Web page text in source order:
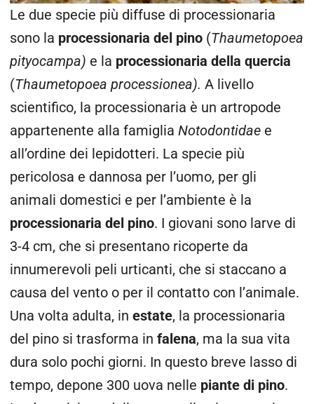
Le due specie più diffuse di processionaria
sono la processionaria del pino (Thaumetopoea
pityocampa) e la processionaria della quercia
(Thaumetopoea processionea). A livello
scientifico, la processionaria è un artropode
appartenente alla famiglia Notodontidae e
all’ordine dei lepidotteri. La specie più
pericolosa e dannosa per l’uomo, per gli
animali domestici e per l’ambiente è la
processionaria del pino. I giovani sono larve di
3-4 cm, che si presentano ricoperte da
innumerevoli peli urticanti, che si staccano a
causa del vento o per il contatto con l’animale.
Una volta adulta, in estate, la processionaria
del pino si trasforma in falena, ma la sua vita
dura solo pochi giorni. In questo breve lasso di
tempo, depone 300 uova nelle piante di pino.